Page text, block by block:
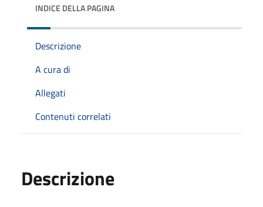
INDICE DELLA PAGINA
Descrizione
A cura di
Allegati
Contenuti correlati
Descrizione